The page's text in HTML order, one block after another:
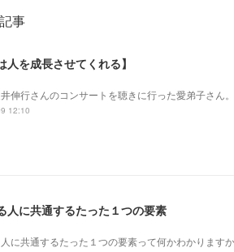
事
人を成長させてくれる】
伸行さんのコンサートを 聴きに行った愛弟子さん
12:10
人に共通するたった１つの要素
人に共通するたった１つの要素って何かわかります